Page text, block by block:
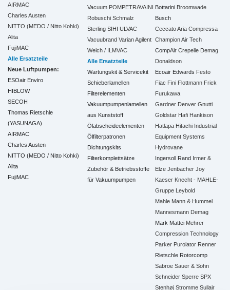
AIRMAC
Charles Austen
NITTO (MEDO / Nitto Kohki)
Alita
FujiMAC
Alle Ersatzteile
Neue Luftpumpen:
ESOair Enviro
HIBLOW
SECOH
Thomas Rietschle
(YASUNAGA)
AIRMAC
Charles Austen
NITTO (MEDO / Nitto Kohki)
Alita
FujiMAC
Vacuum POMPETRAVAINI
Robuschi Schmalz
Sterling SIHI ULVAC
Vacuubrand Varian Agilent
Welch / ILMVAC
Alle Ersatzteile
Wartungskit & Servicekit
Schieberlamellen
Filterelementen
Vakuumpumpenlamellen
aus Kunststoff
Ölabscheideelementen
Ölfilterpatronen
Dichtungskits
Filterkomplettsätze
Zubehör & Betriebsstoffe
für Vakuumpumpen
Bottarini Broomwade
Busch
Ceccato Aria Compressa
Champion Air Tech
CompAir Crepelle Demag
Donaldson
Ecoair Edwards Festo
Fiac Fini Flottmann Frick
Furukawa
Gardner Denver Gnutti
Goldstar Hafi Hankison
Hatlapa Hitachi Industrial
Equipment Systems
Hydrovane
Ingersoll Rand Irmer &
Elze Jenbacher Joy
Kaeser Knecht - MAHLE-
Gruppe Leybold
Mahle Mann & Hummel
Mannesmann Demag
Mark Mattei Mehrer
Compression Technology
Parker Purolator Renner
Rietschle Rotorcomp
Sabroe Sauer & Sohn
Schneider Sperre SPX
Stenhøj Stromme Sullair